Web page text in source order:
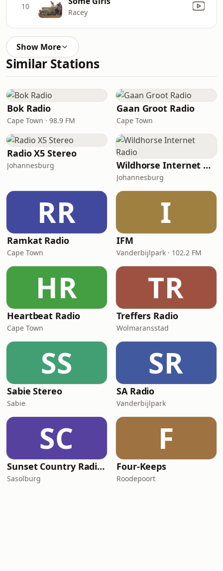
10
Racey
Show More
Similar Stations
Bok Radio
Cape Town · 98.9 FM
Gaan Groot Radio
Cape Town
Radio X5 Stereo
Johannesburg Wildhorse Internet Radio
Johannesburg
RR
Ramkat Radio
Cape Town
I
IFM
Vanderbijlpark · 102.2 FM
HR
Heartbeat Radio
Cape Town
TR
Treffers Radio
Wolmaransstad
SS
Sabie Stereo
Sabie
SR
SA Radio
Vanderbijlpark
SC
Sunset Country Radio South Africa
Sasolburg
F
Four-Keeps
Roodepoort